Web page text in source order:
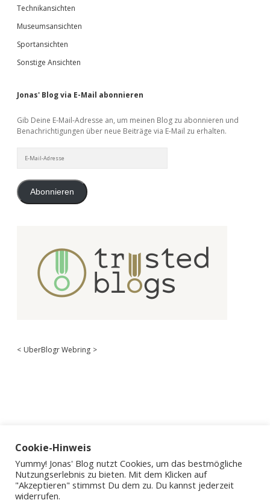
Technikansichten
Museumsansichten
Sportansichten
Sonstige Ansichten
Jonas' Blog via E-Mail abonnieren
Gib Deine E-Mail-Adresse an, um meinen Blog zu abonnieren und
Benachrichtigungen über neue Beiträge via E-Mail zu erhalten.
Mail-
Abonnieren
< UberBlogr Webring >
Cookie-Hinweis
Yummy! Jonas' Blog nutzt Cookies, um das bestmögliche
Nutzungserlebnis zu bieten. Mit dem Klicken auf
"Akzeptieren" stimmst Du dem zu. Du kannst jederzeit
widerrufen.